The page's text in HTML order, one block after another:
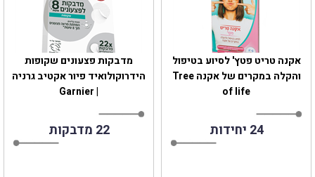
מדבקות פצעונים שקופות
הידרוקולואיד פיור אקטיב גרניה
| Garnier
22 מדבקות
אקנה טריט פטץ' לסיוע בטיפול
והקלה במקרים של אקנה Tree
of life
24 יחידות